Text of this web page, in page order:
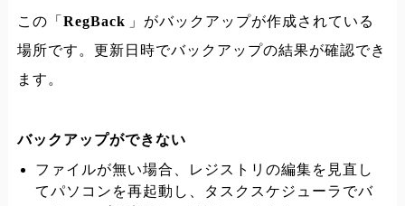
この「 RegBack 」がバックアップが作成されている
場所です。更新日時でバックアップの結果が確認でき
ます。
バックアップができない
ファイルが無い場合、レジストリの編集を見直し
てパソコンを再起動し、タスクスケジューラでバ